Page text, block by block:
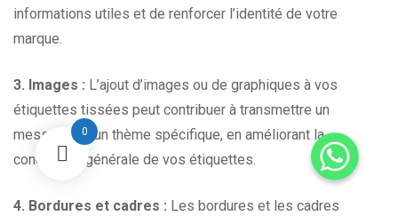
informations utiles et de renforcer l’identité de votre
marque.
3. Images : L’ajout d’images ou de graphiques à vos
étiquettes tissées peut contribuer à transmettre un
message ou un thème spécifique, en améliorant la
conception générale de vos étiquettes.
4. Bordures et cadres : Les bordures et les cadres
0